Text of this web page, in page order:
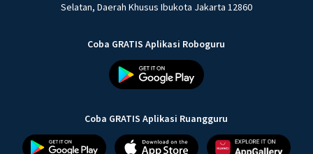
Selatan, Daerah Khusus Ibukota Jakarta 12860
Coba GRATIS Aplikasi Roboguru
Coba GRATIS Aplikasi Ruangguru